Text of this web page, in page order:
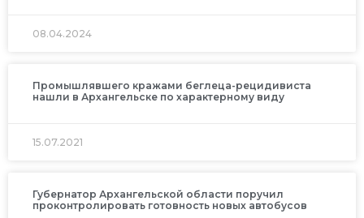
08.04.2024
Промышлявшего кражами беглеца-рецидивиста
нашли в Архангельске по характерному виду
15.07.2021
Губернатор Архангельской области поручил
проконтролировать готовность новых автобусов